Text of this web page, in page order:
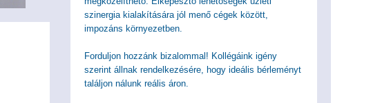
szinergia kialakítására jól menő cégek között,
impozáns környezetben.
Forduljon hozzánk bizalommal! Kollégáink igény
szerint állnak rendelkezésére, hogy ideális bérleményt
találjon nálunk reális áron.